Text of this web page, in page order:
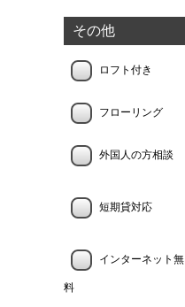
その他
ロフト付き
フローリング
外国人の方相談
短期貸対応
インターネット無
料